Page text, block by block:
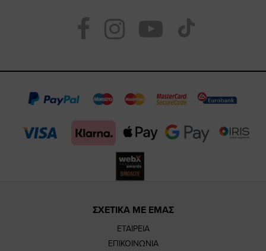
Visit
https://
page
Visit
https://
page
Visit
https://
page
our
TikTok
page
ΣΧΕΤΙΚΑ ΜΕ ΕΜΑΣ
ΕΤΑΙΡΕΙΑ
ΕΠΙΚΟΙΝΩΝΙΑ